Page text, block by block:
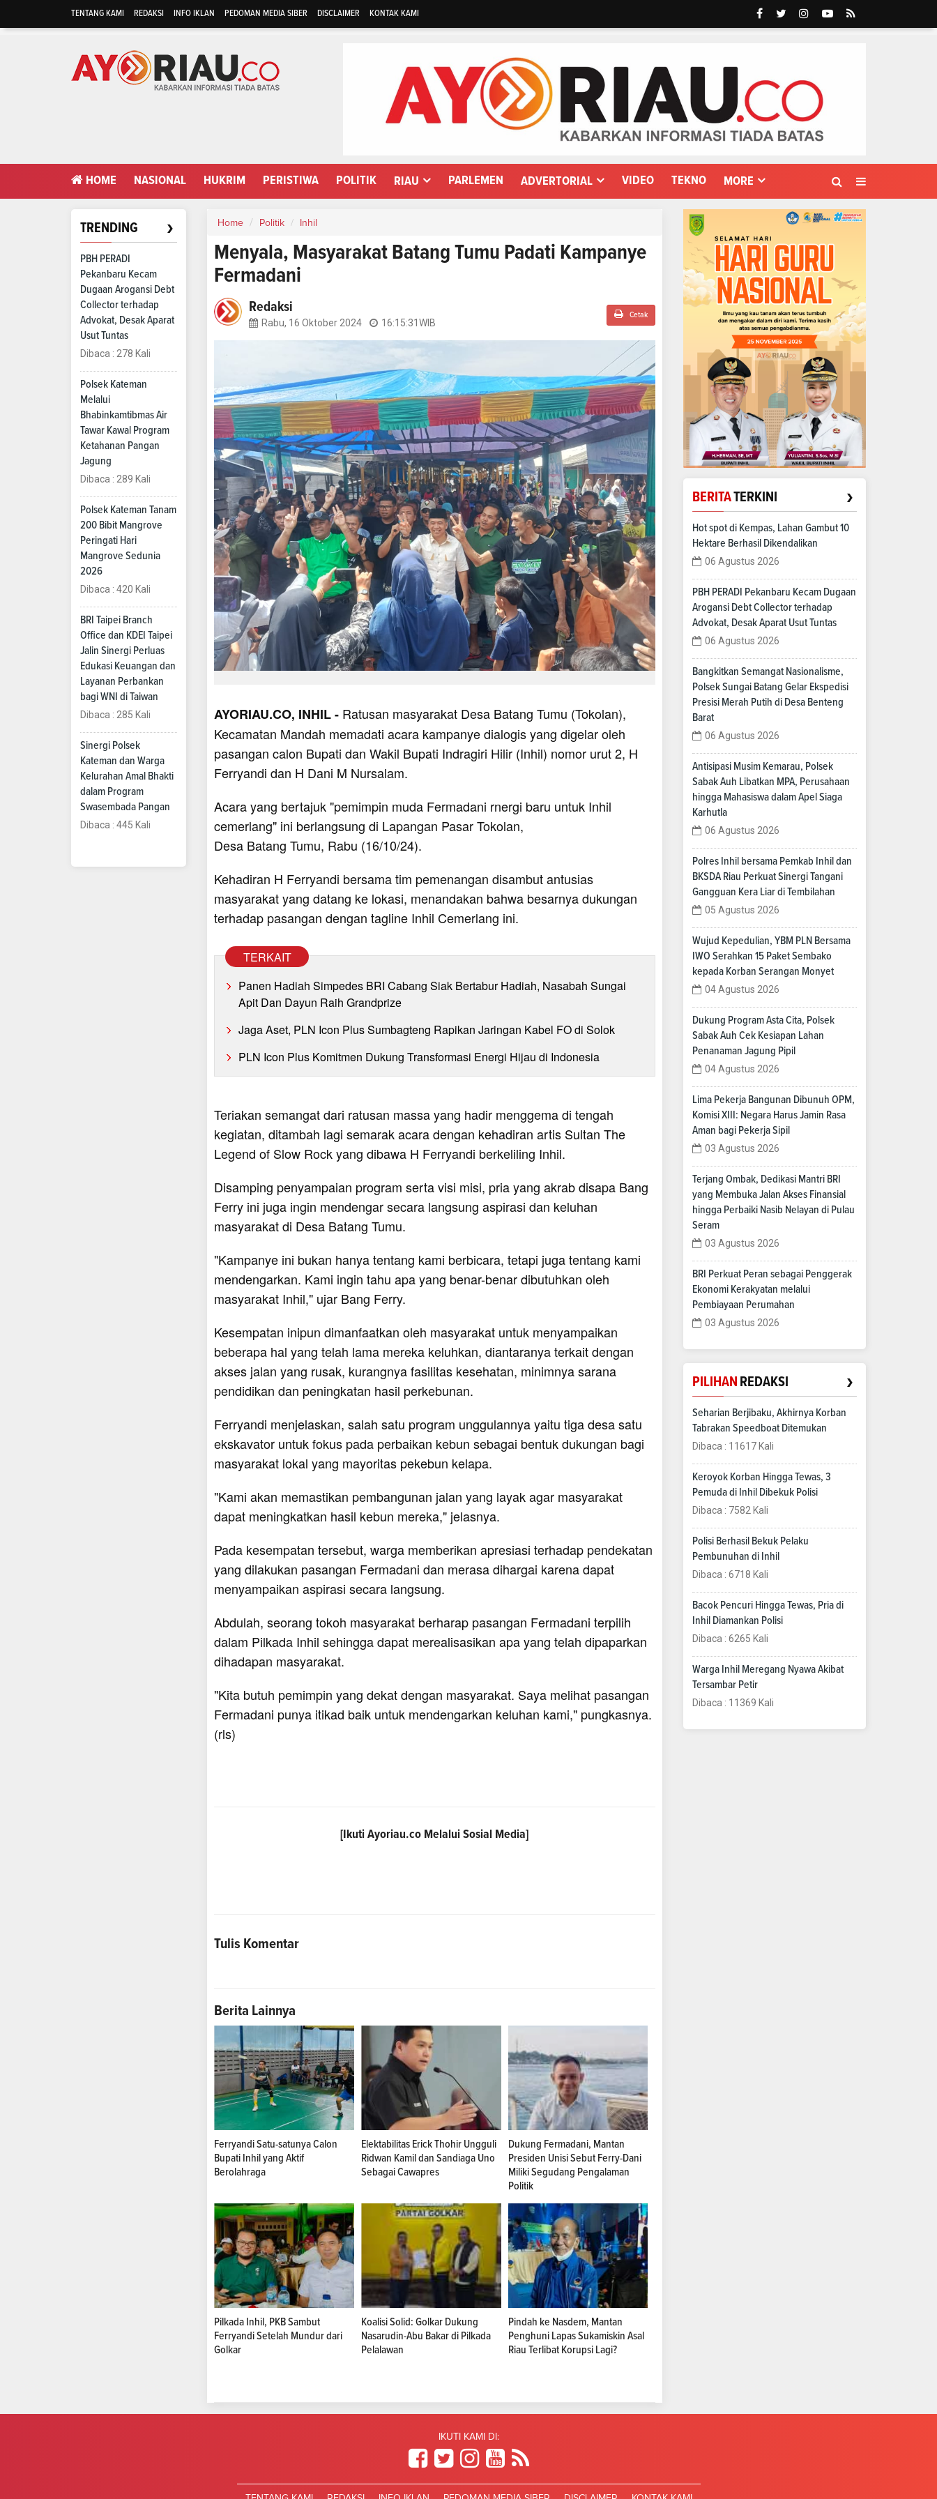
TENTANG KAMI REDAKSI INFO IKLAN PEDOMAN MEDIA SIBER DISCLAIMER KONTAK KAMI
HOME NASIONAL HUKRIM PERISTIWA POLITIK RIAU PARLEMEN ADVERTORIAL VIDEO TEKNO MORE
TRENDING ›
PBH PERADI
Pekanbaru Kecam
Dugaan Arogansi Debt
Collector terhadap
Advokat, Desak Aparat
Usut Tuntas
Dibaca : 278 Kali
Polsek Kateman
Melalui
Bhabinkamtibmas Air
Tawar Kawal Program
Ketahanan Pangan
Jagung
Dibaca : 289 Kali
Polsek Kateman Tanam
200 Bibit Mangrove
Peringati Hari
Mangrove Sedunia
2026
Dibaca : 420 Kali
BRI Taipei Branch
Office dan KDEI Taipei
Jalin Sinergi Perluas
Edukasi Keuangan dan
Layanan Perbankan
bagi WNI di Taiwan
Dibaca : 285 Kali
Sinergi Polsek
Kateman dan Warga
Kelurahan Amal Bhakti
dalam Program
Swasembada Pangan
Dibaca : 445 Kali
Home Politik Inhil
Menyala, Masyarakat Batang Tumu Padati Kampanye
Fermadani
Redaksi
Rabu, 16 Oktober 2024 16:15:31WIB
Cetak
AYORIAU.CO, INHIL - Ratusan masyarakat Desa Batang Tumu (Tokolan),
Kecamatan Mandah memadati acara kampanye dialogis yang digelar oleh
pasangan calon Bupati dan Wakil Bupati Indragiri Hilir (Inhil) nomor urut 2, H
Ferryandi dan H Dani M Nursalam.
Acara yang bertajuk "pemimpin muda Fermadani rnergi baru untuk Inhil
cemerlang" ini berlangsung di Lapangan Pasar Tokolan,
Desa Batang Tumu, Rabu (16/10/24).
Kehadiran H Ferryandi bersama tim pemenangan disambut antusias
masyarakat yang datang ke lokasi, menandakan bahwa besarnya dukungan
terhadap pasangan dengan tagline Inhil Cemerlang ini.
TERKAIT
Panen Hadiah Simpedes BRI Cabang Siak Bertabur Hadiah, Nasabah Sungai
Apit Dan Dayun Raih Grandprize
Jaga Aset, PLN Icon Plus Sumbagteng Rapikan Jaringan Kabel FO di Solok
PLN Icon Plus Komitmen Dukung Transformasi Energi Hijau di Indonesia
Teriakan semangat dari ratusan massa yang hadir menggema di tengah
kegiatan, ditambah lagi semarak acara dengan kehadiran artis Sultan The
Legend of Slow Rock yang dibawa H Ferryandi berkeliling Inhil.
Disamping penyampaian program serta visi misi, pria yang akrab disapa Bang
Ferry ini juga ingin mendengar secara langsung aspirasi dan keluhan
masyarakat di Desa Batang Tumu.
"Kampanye ini bukan hanya tentang kami berbicara, tetapi juga tentang kami
mendengarkan. Kami ingin tahu apa yang benar-benar dibutuhkan oleh
masyarakat Inhil," ujar Bang Ferry.
Kesempatan inipun dimanfaatkan oleh masyarakat untuk menyampaikan
beberapa hal yang telah lama mereka keluhkan, diantaranya terkait dengan
akses jalan yang rusak, kurangnya fasilitas kesehatan, minimnya sarana
pendidikan dan peningkatan hasil perkebunan.
Ferryandi menjelaskan, salah satu program unggulannya yaitu tiga desa satu
ekskavator untuk fokus pada perbaikan kebun sebagai bentuk dukungan bagi
masyarakat lokal yang mayoritas pekebun kelapa.
"Kami akan memastikan pembangunan jalan yang layak agar masyarakat
dapat meningkatkan hasil kebun mereka," jelasnya.
Pada kesempatan tersebut, warga memberikan apresiasi terhadap pendekatan
yang dilakukan pasangan Fermadani dan merasa dihargai karena dapat
menyampaikan aspirasi secara langsung.
Abdulah, seorang tokoh masyarakat berharap pasangan Fermadani terpilih
dalam Pilkada Inhil sehingga dapat merealisasikan apa yang telah dipaparkan
dihadapan masyarakat.
"Kita butuh pemimpin yang dekat dengan masyarakat. Saya melihat pasangan
Fermadani punya itikad baik untuk mendengarkan keluhan kami," pungkasnya.
(rls)
[IkutiAyoriau.co Melalui Sosial Media]
Tulis Komentar
Berita Lainnya
Ferryandi Satu-satunya Calon
Bupati Inhil yang Aktif
Berolahraga
Elektabilitas Erick Thohir Ungguli
Ridwan Kamil dan Sandiaga Uno
Sebagai Cawapres
Dukung Fermadani, Mantan
Presiden Unisi Sebut Ferry-Dani
Miliki Segudang Pengalaman
Politik
Pilkada Inhil, PKB Sambut
Ferryandi Setelah Mundur dari
Golkar
Koalisi Solid: Golkar Dukung
Nasarudin-Abu Bakar di Pilkada
Pelalawan
Pindah ke Nasdem, Mantan
Penghuni Lapas Sukamiskin Asal
Riau Terlibat Korupsi Lagi?
BERITATERKINI ›
Hot spot di Kempas, Lahan Gambut 10
Hektare Berhasil Dikendalikan
06 Agustus 2026
PBH PERADI Pekanbaru Kecam Dugaan
Arogansi Debt Collector terhadap
Advokat, Desak Aparat Usut Tuntas
06 Agustus 2026
Bangkitkan Semangat Nasionalisme,
Polsek Sungai Batang Gelar Ekspedisi
Presisi Merah Putih di Desa Benteng
Barat
06 Agustus 2026
Antisipasi Musim Kemarau, Polsek
Sabak Auh Libatkan MPA, Perusahaan
hingga Mahasiswa dalam Apel Siaga
Karhutla
06 Agustus 2026
Polres Inhil bersama Pemkab Inhil dan
BKSDA Riau Perkuat Sinergi Tangani
Gangguan Kera Liar di Tembilahan
05 Agustus 2026
Wujud Kepedulian, YBM PLN Bersama
IWO Serahkan 15 Paket Sembako
kepada Korban Serangan Monyet
04 Agustus 2026
Dukung Program Asta Cita, Polsek
Sabak Auh Cek Kesiapan Lahan
Penanaman Jagung Pipil
04 Agustus 2026
Lima Pekerja Bangunan Dibunuh OPM,
Komisi XIII: Negara Harus Jamin Rasa
Aman bagi Pekerja Sipil
03 Agustus 2026
Terjang Ombak, Dedikasi Mantri BRI
yang Membuka Jalan Akses Finansial
hingga Perbaiki Nasib Nelayan di Pulau
Seram
03 Agustus 2026
BRI Perkuat Peran sebagai Penggerak
Ekonomi Kerakyatan melalui
Pembiayaan Perumahan
03 Agustus 2026
PILIHAN REDAKSI ›
Seharian Berjibaku, Akhirnya Korban
Tabrakan Speedboat Ditemukan
Dibaca : 11617 Kali
Keroyok Korban Hingga Tewas, 3
Pemuda di Inhil Dibekuk Polisi
Dibaca : 7582 Kali
Polisi Berhasil Bekuk Pelaku
Pembunuhan di Inhil
Dibaca : 6718 Kali
Bacok Pencuri Hingga Tewas, Pria di
Inhil Diamankan Polisi
Dibaca : 6265 Kali
Warga Inhil Meregang Nyawa Akibat
Tersambar Petir
Dibaca : 11369 Kali
IKUTI KAMI DI: